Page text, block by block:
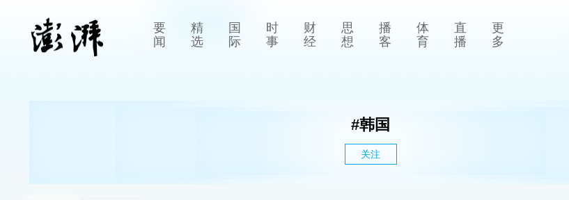
要
闻
精
选
国
际
时
事
财
经
思
想
播
客
体
育
直
播
更
多
#韩国
关注